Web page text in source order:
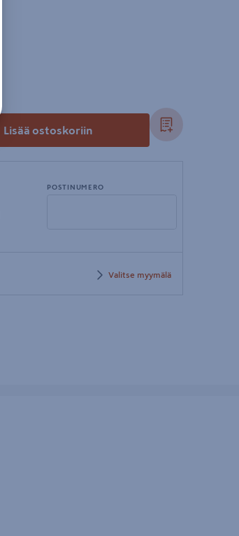
Lisää ostoskoriin
POSTINUMERO
postinumero
Valitse myymälä